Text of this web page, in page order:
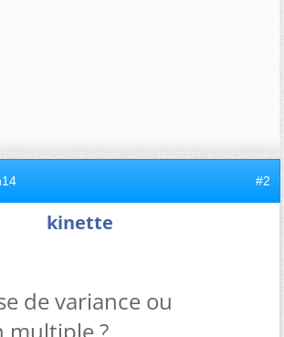
#2
kinette
de variance ou